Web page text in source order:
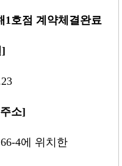
1호점 계약체결완료
]
주소]
4에 위치한